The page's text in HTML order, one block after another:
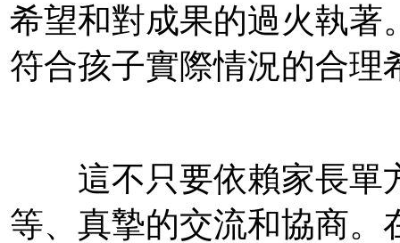
希望和對成果的過火執著
符合孩子實際情況的合理希
這不只要依賴家長單方
等、真摯的交流和協商